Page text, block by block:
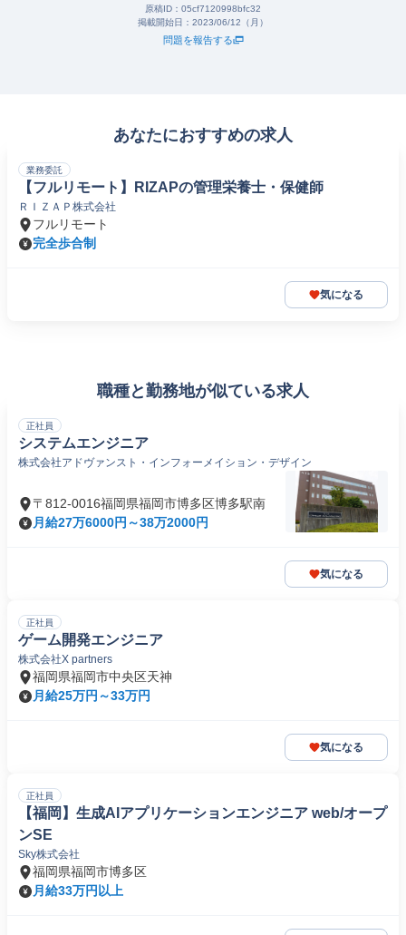
原稿ID： 05cf7120998bfc32
掲載開始日： 2023/06/12（月）
問題を報告する
あなたにおすすめの求人
業務委託
【フルリモート】RIZAPの管理栄養士・保健師
ＲＩＺＡＰ株式会社
フルリモート
完全歩合制
気になる
職種と勤務地が似ている求人
正社員
システムエンジニア
株式会社アドヴァンスト・インフォーメイション・デザイン
〒812-0016福岡県福岡市博多区博多駅南
月給27万6000円～38万2000円
気になる
正社員
ゲーム開発エンジニア
株式会社X partners
福岡県福岡市中央区天神
月給25万円～33万円
気になる
正社員
【福岡】生成AIアプリケーションエンジニア web/オープ
ンSE
Sky株式会社
福岡県福岡市博多区
月給33万円以上